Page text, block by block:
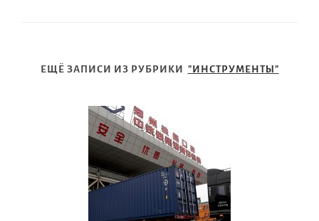
ЕЩЁ ЗАПИСИ ИЗ РУБРИКИ "ИНСТРУМЕНТЫ"